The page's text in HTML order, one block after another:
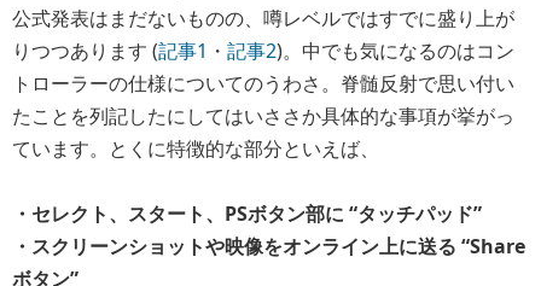
公式発表はまだないものの、噂レベルではすでに盛り上が
りつつあります (記事1 ・ 記事2)。中でも気になるのはコン
トローラーの仕様についてのうわさ。脊髄反射で思い付い
たことを列記したにしてはいささか具体的な事項が挙がっ
ています。とくに特徴的な部分といえば、
・セレクト、スタート、PSボタン部に “タッチパッド”
・スクリーンショットや映像をオンライン上に送る “Share
ボタン”